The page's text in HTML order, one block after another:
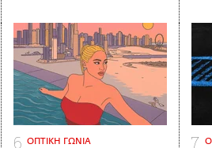
ΟΠΤΙΚΗ ΓΩΝΙΑ